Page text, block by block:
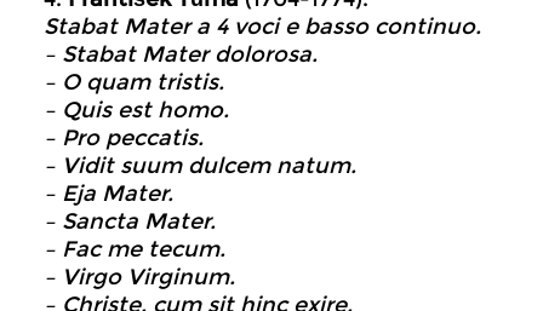
Stabat Mater a 4 voci e basso continuo.
– Stabat Mater dolorosa.
– O quam tristis.
– Quis est homo.
– Pro peccatis.
– Vidit suum dulcem natum.
– Eja Mater.
– Sancta Mater.
– Fac me tecum.
– Virgo Virginum.
– Christe, cum sit hinc exire.